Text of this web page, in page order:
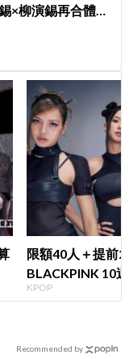
×柳演錫再合體，
限額40人＋提前2
BLACKPINK 10
衍」，YG急證實
KPOP
Recommended by